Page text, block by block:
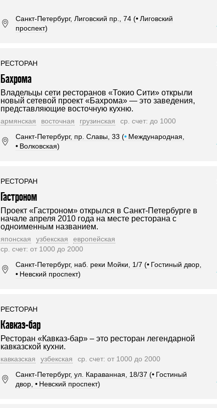
Санкт-Петербург, Лиговский пр., 74 (•Лиговский
проспект)
РЕСТОРАН
Бахрома
Владельцы сети ресторанов «Токио Сити» открыли
новый сетевой проект «Бахрома» — это заведения,
представляющие восточную кухню.
армянская восточная грузинская
ср. счет: до 1000
Санкт-Петербург, пр. Славы, 33 (• Международная,
• Волковская)
РЕСТОРАН
Гастроном
Проект «Гастроном» открылся в Санкт-Петербурге в
начале апреля 2010 года на месте ресторана с
одноименным названием.
японская узбекская
европейская
ср. счет: от 1000 до 2000
Санкт-Петербург, наб. реки Мойки, 1/7 (• Гостиный двор,
• Невский проспект)
РЕСТОРАН
Кавказ-бар
Ресторан «Кавказ-бар» – это ресторан легендарной
кавказской кухни.
кавказская узбекская
ср. счет: от 1000 до 2000
Санкт-Петербург, ул. Караванная, 18/37 (• Гостиный
двор, • Невский проспект)